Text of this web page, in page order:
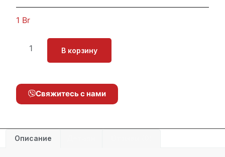
1 Br
В корзину
Свяжитесь с нами
Описание